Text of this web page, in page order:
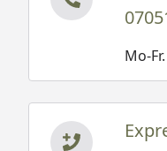
Mo-